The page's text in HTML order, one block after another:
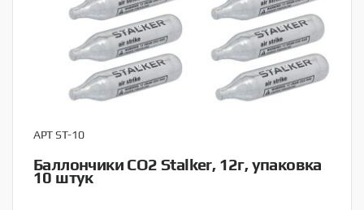
АРТ ST-10
Баллончики CO2 Stalker, 12г, упаковка
10 штук